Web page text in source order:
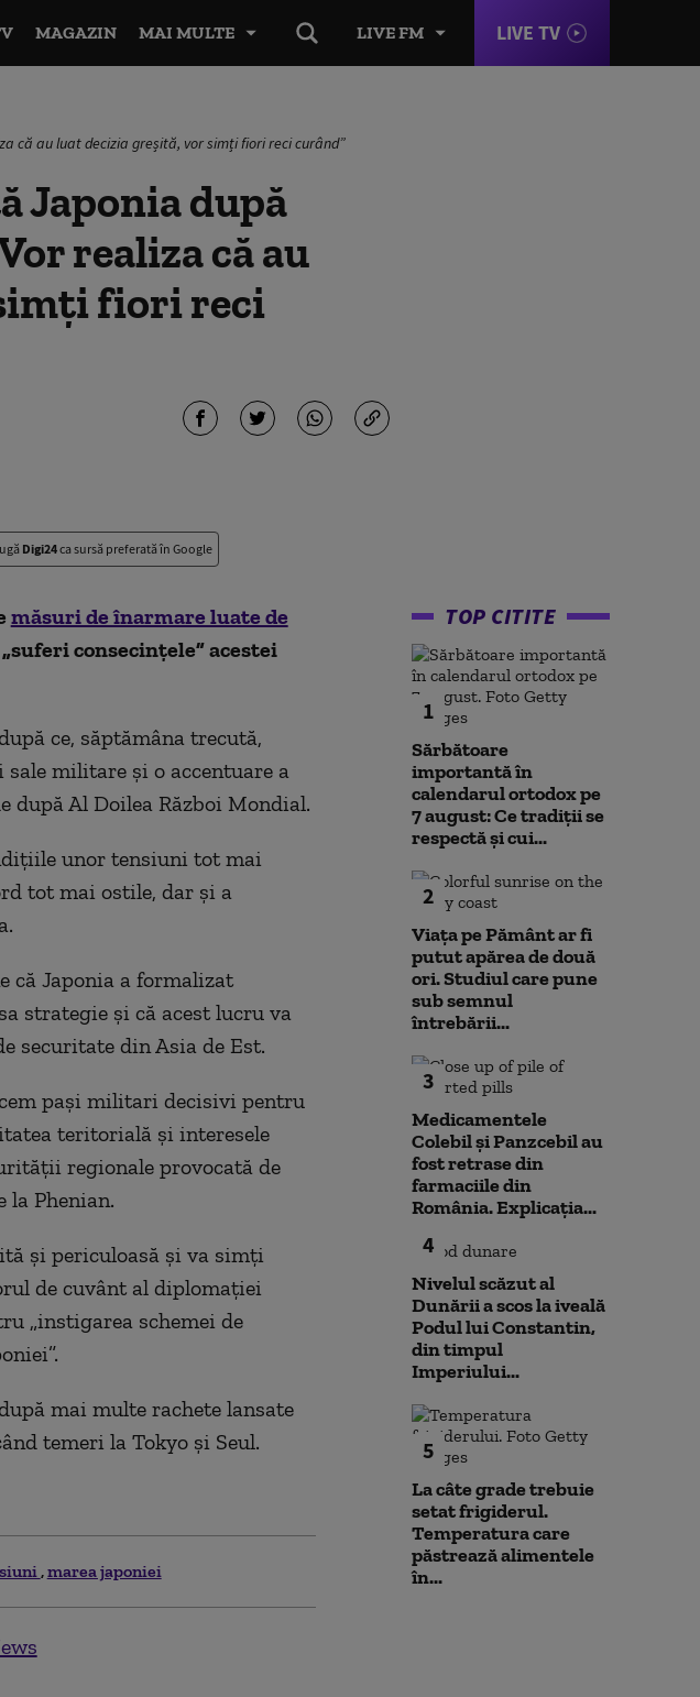
LIVE FM LIVE TV
MAGAZIN MAI MULTE
că au luat decizia greșită, vor simți fiori reci curând”
Japonia după
realiza că au
fiori reci
Digi24ca sursă preferată în Google
măsuri de înarmare luate de
consecințele” acestei
ce, săptămâna trecută,
militare și o accentuare a
după Al Doilea Război Mondial.
unor tensiuni tot mai
tot mai ostile, dar și a
că Japonia a formalizat
strategie și că acest lucru va
securitate din Asia de Est.
pași militari decisivi pentru
teritorială și interesele
regionale provocată de
la Phenian.
și periculoasă și va simți
de cuvânt al diplomației
„instigarea schemei de
mai multe rachete lansate
temeri la Tokyo și Seul.
marea japoniei
TOP CITITE
1
Sărbătoare
importantă în
calendarul ortodox pe
7 august: Ce tradiții se
respectă și cui...
2
Viața pe Pământ ar fi
putut apărea de două
ori. Studiul care pune
sub semnul
întrebării...
3
Medicamentele
Colebil și Panzcebil au
fost retrase din
farmaciile din
România. Explicația...
4
Nivelul scăzut al
Dunării a scos la iveală
Podul lui Constantin,
din timpul
Imperiului...
5
La câte grade trebuie
setat frigiderul.
Temperatura care
păstrează alimentele
în...